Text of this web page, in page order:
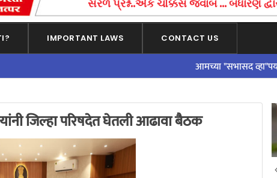
સરળ પ્રશ્ન..એક ચોક્કસ જવાબ ... બંધારણ
IMPORTANT LAWS CONTACT US
आमच्या "सभासद व्हा"पर्यायाला
जिल्हा परिषदेत घेतली आढावा बैठक